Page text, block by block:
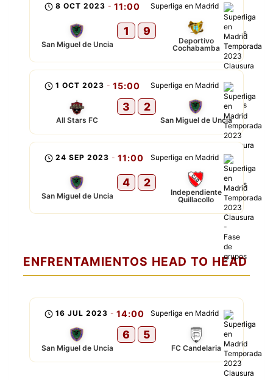
Superliga en Madrid
8 OCT 2023 - 11:00
San Miguel de Uncia
1 9
Deportivo
Cochabamba
Superliga en Madrid
1 OCT 2023 - 15:00
All Stars FC
3 2
San Miguel de Uncia
Superliga en Madrid
24 SEP 2023 - 11:00
San Miguel de Uncia
4 2
Independiente
Quillacollo
ENFRENTAMIENTOS HEAD TO HEAD
Superliga en Madrid
16 JUL 2023 - 14:00
San Miguel de Uncia
6 5
FC Candelaria